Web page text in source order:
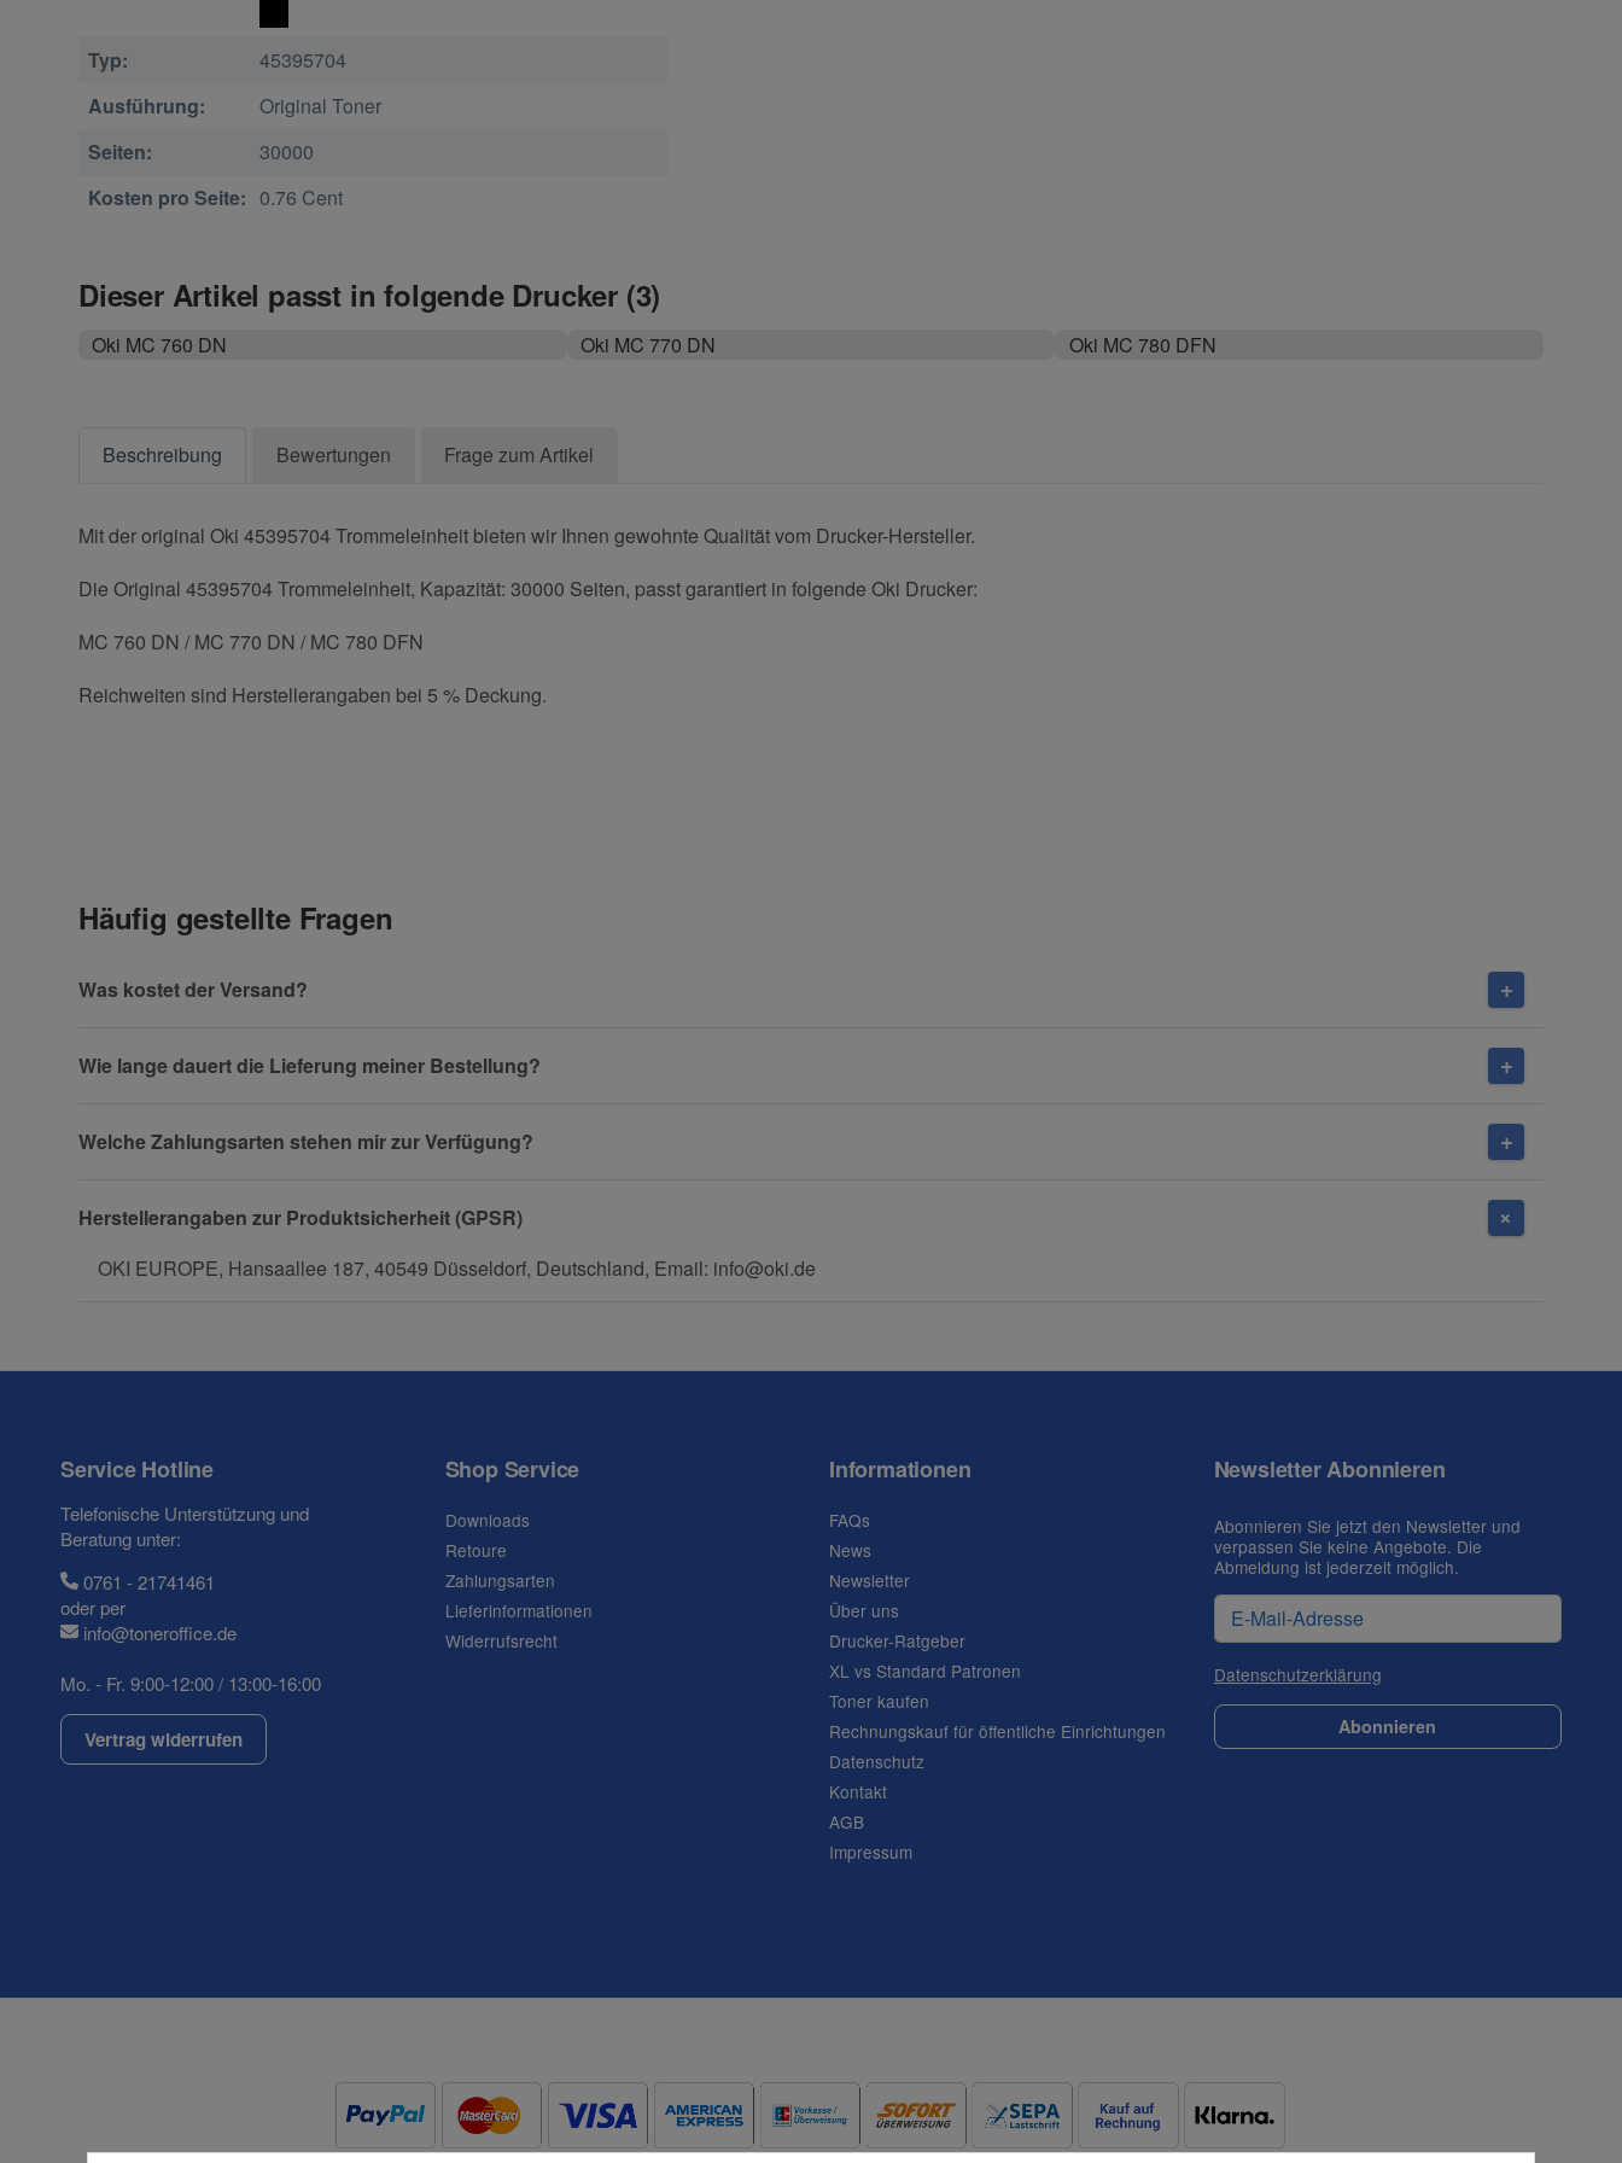
Typ:
45395704
Ausführung:
Original Toner
Seiten:
30000
Kosten pro Seite: 0.76 Cent
Dieser Artikel passt in folgende Drucker (3)
Oki MC 760 DN Oki MC 770 DN Oki MC 780 DFN
Beschreibung Bewertungen Frage zum Artikel
Mit der original Oki 45395704 Trommeleinheit bieten wir Ihnen gewohnte Qualität vom Drucker-Hersteller.
Die Original 45395704 Trommeleinheit, Kapazität: 30000 Seiten, passt garantiert in folgende Oki Drucker:
MC 760 DN / MC 770 DN / MC 780 DFN
Reichweiten sind Herstellerangaben bei 5 % Deckung.
Telefon
Frage zum Artikel
Frage abschicken
Häufig gestellte Fragen
Was kostet der Versand?
Wie lange dauert die Lieferung meiner Bestellung?
Welche Zahlungsarten stehen mir zur Verfügung?
Herstellerangaben zur Produktsicherheit (GPSR)
OKI EUROPE, Hansaallee 187, 40549 Düsseldorf, Deutschland, Email: info@oki.de
Service Hotline
Telefonische Unterstützung und
Beratung unter:
0761 - 21741461
oder per
info@toneroffice.de
Mo. - Fr. 9:00-12:00 / 13:00-16:00
Vertrag widerrufen
Shop Service
Downloads
Retoure
Zahlungsarten
Lieferinformationen
Widerrufsrecht
Informationen
FAQs
News
Newsletter
Über uns
Drucker-Ratgeber
XL vs Standard Patronen
Toner kaufen
Rechnungskauf für öffentliche Einrichtungen
Datenschutz
Kontakt
AGB
Impressum
Newsletter Abonnieren
Abonnieren Sie jetzt den Newsletter und
verpassen Sie keine Angebote. Die
Abmeldung ist jederzeit möglich.
Datenschutzerklärung
Abonnieren